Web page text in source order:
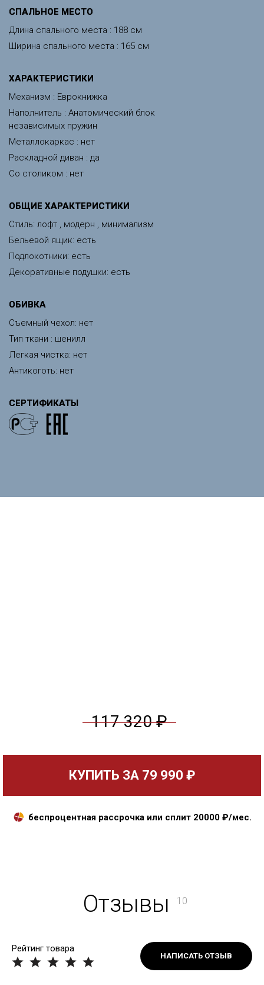
CПАЛЬНОЕ МЕСТО
Длина спального места : 188 см
Ширина спального места : 165 см
ХАРАКТЕРИСТИКИ
Механизм : Еврокнижка
Наполнитель : Анатомический блок
независимых пружин
Металлокаркас : нет
Раскладной диван : да
Со столиком : нет
ОБЩИЕ ХАРАКТЕРИСТИКИ
Стиль: лофт , модерн , минимализм
Бельевой ящик: есть
Подлокотники: есть
Декоративные подушки: есть
ОБИВКА
Съемный чехол: нет
Тип ткани : шенилл
Легкая чистка: нет
Антикоготь: нет
СЕРТИФИКАТЫ
117 320 ₽
КУПИТЬ ЗА 79 990 ₽
беспроцентная рассрочка или сплит 20000₽/мес.
Отзывы 10
Рейтинг товара
НАПИСАТЬ ОТЗЫВ